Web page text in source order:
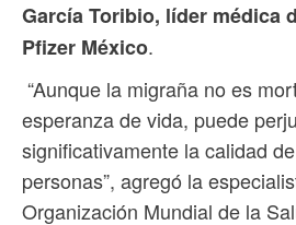
García Toribio, líder médica
Pfizer México.
“Aunque la migraña no es
esperanza de vida, puede
significativamente la calidad
personas”, agregó la
Organización Mundial de la